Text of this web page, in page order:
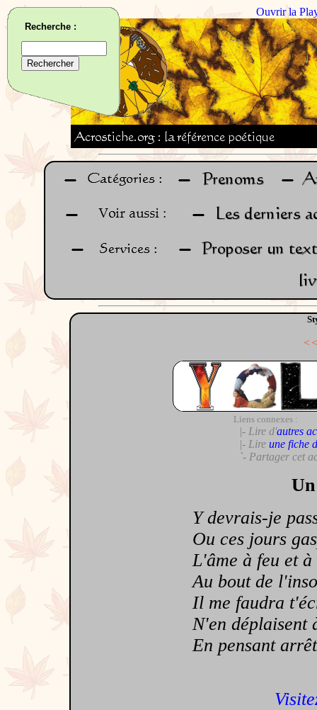
Ouvrir la
Liens connexes :
|- Lire d'autres
|- Lire une fiche
`- Partager cet
Y devrais-je
Ou ces jours
L'âme à feu et à
Au bout de
Il me faudra
N'en déplaisent
En pensant
Recherche :